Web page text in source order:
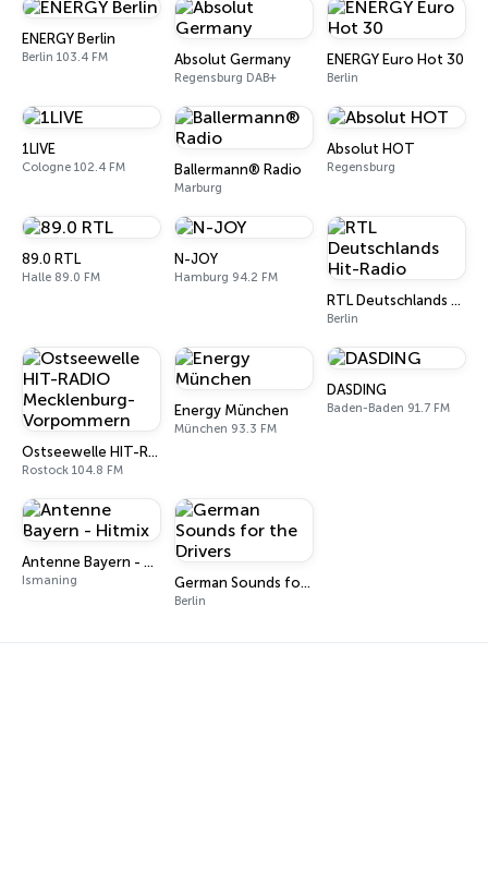
ENERGY Berlin
Berlin 103.4 FM Absolut Germany
Regensburg DAB+
ENERGY Euro Hot 30
Berlin
1LIVE
Cologne 102.4 FM Ballermann® Radio
Marburg
Absolut HOT
Regensburg
89.0 RTL
Halle 89.0 FM
N-JOY
Hamburg 94.2 FM
RTL Deutschlands Hit-Radio
Berlin
Ostseewelle HIT-RADIO Mecklenburg-Vorpommern
Rostock 104.8 FM
Energy München
München 93.3 FM
DASDING
Baden-Baden 91.7 FM
Antenne Bayern - Hitmix
Ismaning German Sounds for the Drivers
Berlin